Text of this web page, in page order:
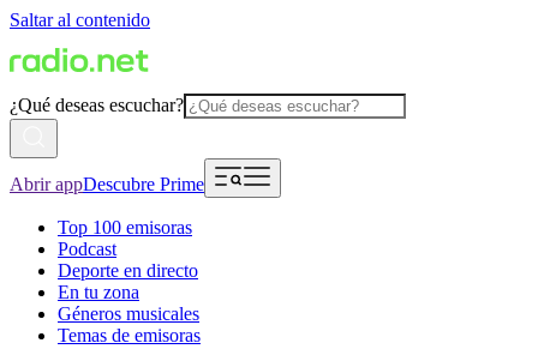
Saltar al contenido
¿Qué deseas escuchar?
Abrir appDescubre Prime
Top 100 emisoras
Podcast
Deporte en directo
En tu zona
Géneros musicales
Temas de emisoras